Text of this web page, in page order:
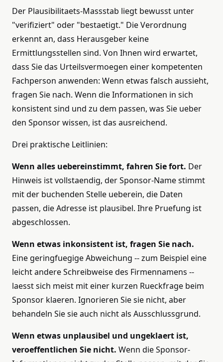
Der Plausibilitaets-Massstab liegt bewusst unter
"verifiziert" oder "bestaetigt." Die Verordnung
erkennt an, dass Herausgeber keine
Ermittlungsstellen sind. Von Ihnen wird erwartet,
dass Sie das Urteilsvermoegen einer kompetenten
Fachperson anwenden: Wenn etwas falsch aussieht,
fragen Sie nach. Wenn die Informationen in sich
konsistent sind und zu dem passen, was Sie ueber
den Sponsor wissen, ist das ausreichend.
Drei praktische Leitlinien:
Wenn alles uebereinstimmt, fahren Sie fort. Der
Hinweis ist vollstaendig, der Sponsor-Name stimmt
mit der buchenden Stelle ueberein, die Daten
passen, die Adresse ist plausibel. Ihre Pruefung ist
abgeschlossen.
Wenn etwas inkonsistent ist, fragen Sie nach.
Eine geringfuegige Abweichung -- zum Beispiel eine
leicht andere Schreibweise des Firmennamens --
laesst sich meist mit einer kurzen Rueckfrage beim
Sponsor klaeren. Ignorieren Sie sie nicht, aber
behandeln Sie sie auch nicht als Ausschlussgrund.
Wenn etwas unplausibel und ungeklaert ist,
veroeffentlichen Sie nicht. Wenn die Sponsor-